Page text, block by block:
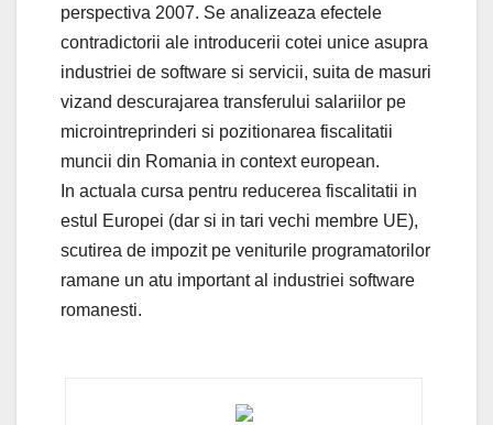
perspectiva 2007. Se analizeaza efectele
contradictorii ale introducerii cotei unice asupra
industriei de software si servicii, suita de masuri
vizand descurajarea transferului salariilor pe
microintreprinderi si pozitionarea fiscalitatii
muncii din Romania in context european.
In actuala cursa pentru reducerea fiscalitatii in
estul Europei (dar si in tari vechi membre UE),
scutirea de impozit pe veniturile programatorilor
ramane un atu important al industriei software
romanesti.